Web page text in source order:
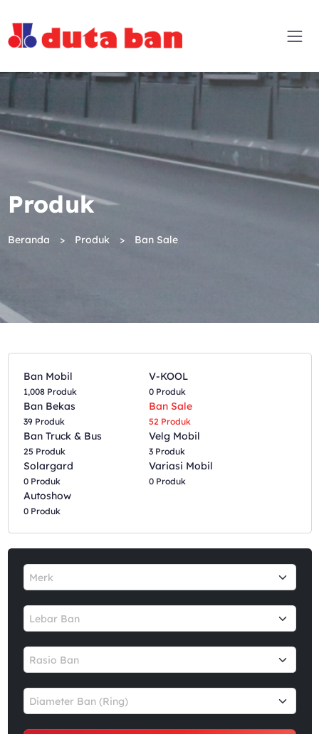
Produk
Beranda Produk Ban Sale
Ban Mobil
1,008 Produk
V-KOOL
0 Produk
Ban Bekas
39 Produk
Ban Sale
52 Produk
Ban Truck & Bus
25 Produk
Velg Mobil
3 Produk
Solargard
0 Produk
Variasi Mobil
0 Produk
Autoshow
0 Produk
Merk
Lebar Ban
Rasio Ban
Diameter Ban (Ring)